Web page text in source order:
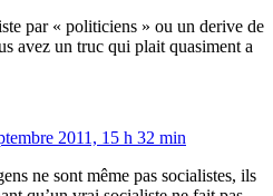
par « politiciens » ou un derive de
avez un truc qui plait quasiment a
2011, 15 h 32 min
ne sont même pas socialistes, ils